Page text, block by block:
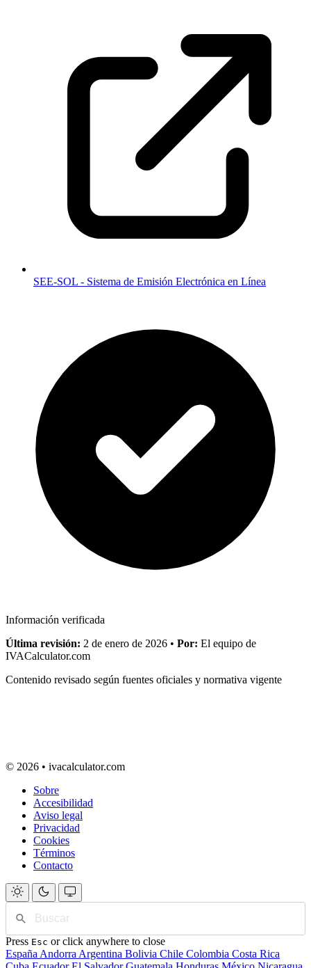
SEE-SOL - Sistema de Emisión Electrónica en Línea
Información verificada
Última revisión: 2 de enero de 2026 • Por: El equipo de
IVACalculator.com
Contenido revisado según fuentes oficiales y normativa vigente
© 2026 • ivacalculator.com
Sobre
Accesibilidad
Aviso legal
Privacidad
Cookies
Términos
Contacto
Press Esc or click anywhere to close
España Andorra Argentina Bolivia Chile Colombia Costa Rica